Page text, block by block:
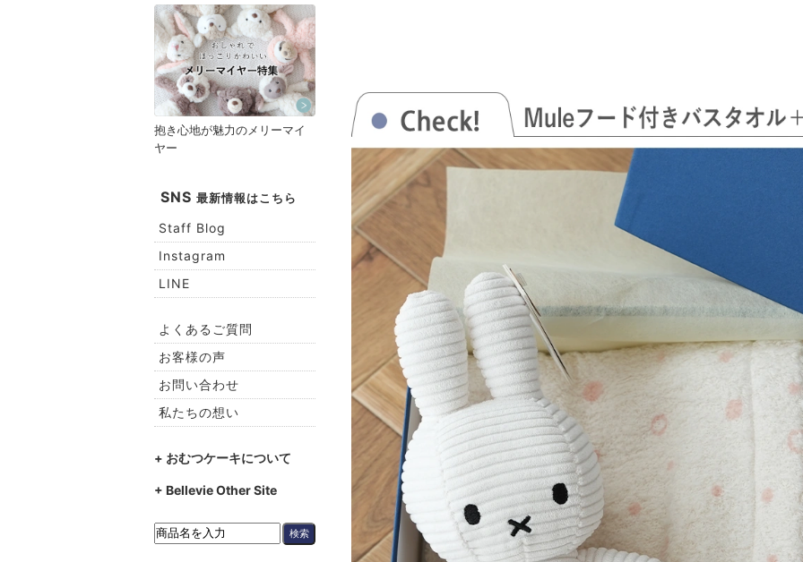
抱き心地が魅力のメリーマイ
ヤー
SNS 最新情報はこちら
Staff Blog
Instagram
LINE
よくあるご質問
お客様の声
お問い合わせ
私たちの想い
+ おむつケーキについて
+ Bellevie Other Site